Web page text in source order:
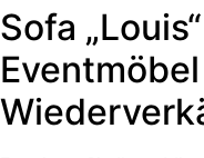
Sofa